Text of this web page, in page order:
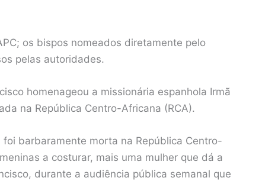
os bispos nomeados diretamente pelo
pelas autoridades.
homenageou a missionária espanhola Irmã
na República Centro-Africana (RCA).
barbaramente morta na República Centro-
a costurar, mais uma mulher que dá a
durante a audiência pública semanal que